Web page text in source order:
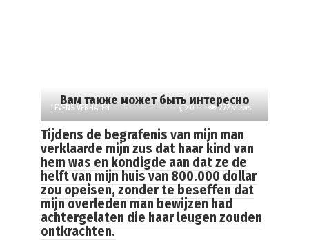
Вам также может быть интересно
LEVENS VERHALEN 0 272 views
Tijdens de begrafenis van mijn man
verklaarde mijn zus dat haar kind van
hem was en kondigde aan dat ze de
helft van mijn huis van 800.000 dollar
zou opeisen, zonder te beseffen dat
mijn overleden man bewijzen had
achtergelaten die haar leugen zouden
ontkrachten.